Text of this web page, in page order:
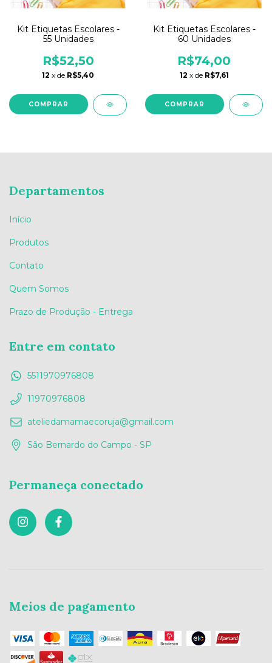
Kit Etiquetas Escolares -
55 Unidades
R$52,50
12 x de R$5,40
Kit Etiquetas Escolares -
60 Unidades
R$74,00
12 x de R$7,61
Departamentos
Início
Produtos
Contato
Quem Somos
Prazo de Produção - Entrega
Entre em contato
5511970976808
11970976808
ateliedamamaecoruja@gmail.com
São Bernardo do Campo - SP
Permaneça conectado
Meios de pagamento